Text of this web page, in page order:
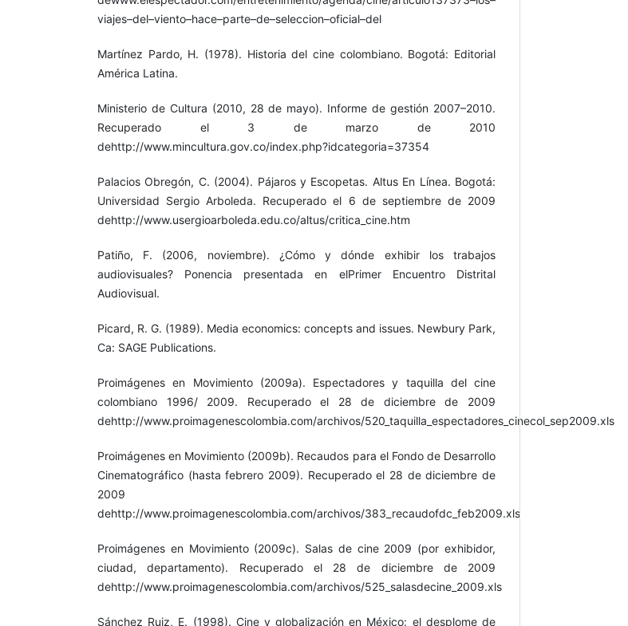
viajes–del–viento–hace–parte–de–seleccion–oficial–del
Martínez Pardo, H. (1978). Historia del cine colombiano. Bogotá: Editorial
América Latina.
Ministerio de Cultura (2010, 28 de mayo). Informe de gestión 2007–2010.
Recuperado el 3 de marzo de 2010
dehttp://www.mincultura.gov.co/index.php?idcategoria=37354
Palacios Obregón, C. (2004). Pájaros y Escopetas. Altus En Línea. Bogotá:
Universidad Sergio Arboleda. Recuperado el 6 de septiembre de 2009
dehttp://www.usergioarboleda.edu.co/altus/critica_cine.htm
Patiño, F. (2006, noviembre). ¿Cómo y dónde exhibir los trabajos
audiovisuales? Ponencia presentada en elPrimer Encuentro Distrital
Audiovisual.
Picard, R. G. (1989). Media economics: concepts and issues. Newbury Park,
Ca: SAGE Publications.
Proimágenes en Movimiento (2009a). Espectadores y taquilla del cine
colombiano 1996/ 2009. Recuperado el 28 de diciembre de 2009
dehttp://www.proimagenescolombia.com/archivos/520_taquilla_espectadores_cinecol_sep2009.xls
Proimágenes en Movimiento (2009b). Recaudos para el Fondo de Desarrollo
Cinematográfico (hasta febrero 2009). Recuperado el 28 de diciembre de
2009
dehttp://www.proimagenescolombia.com/archivos/383_recaudofdc_feb2009.xls
Proimágenes en Movimiento (2009c). Salas de cine 2009 (por exhibidor,
ciudad, departamento). Recuperado el 28 de diciembre de 2009
dehttp://www.proimagenescolombia.com/archivos/525_salasdecine_2009.xls
Sánchez Ruiz, E. (1998). Cine y globalización en México: el desplome de